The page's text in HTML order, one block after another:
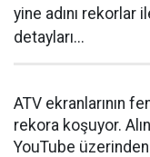
yine adını rekorlar
detayları...
ATV ekranlarının
rekora koşuyor.
YouTube